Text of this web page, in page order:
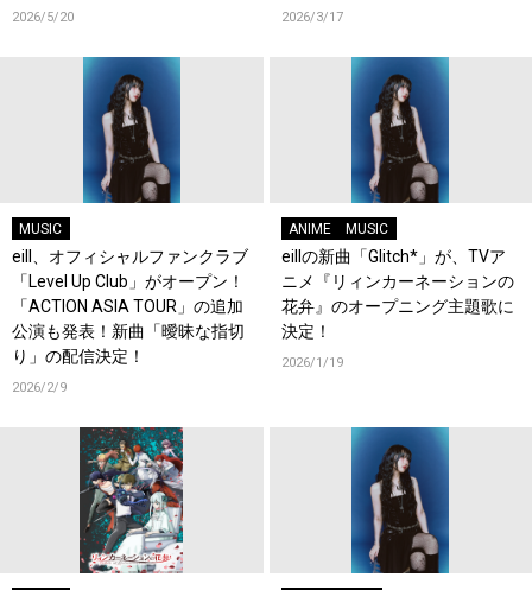
2026/5/20 2026/3/17
MUSIC
eill、オフィシャルファンクラブ
「Level Up Club」がオープン！
「ACTION ASIA TOUR」の追加
公演も発表！新曲「曖昧な指切
り」の配信決定！
2026/2/9
ANIME MUSIC
eillの新曲「Glitch*」が、TVア
ニメ『リィンカーネーションの
花弁』のオープニング主題歌に
決定！
2026/1/19